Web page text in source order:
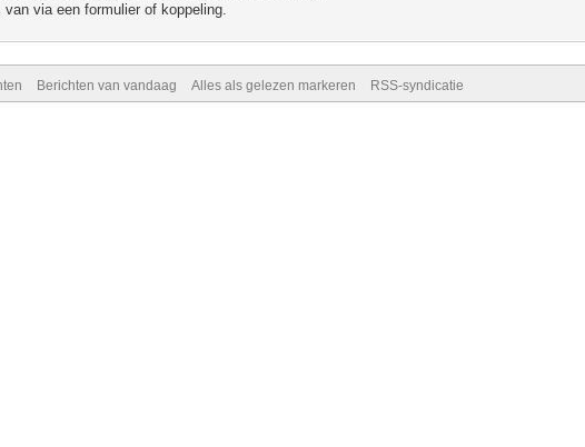
via een formulier of koppeling.
Berichten van vandaag Alles als gelezen markeren RSS-syndicatie